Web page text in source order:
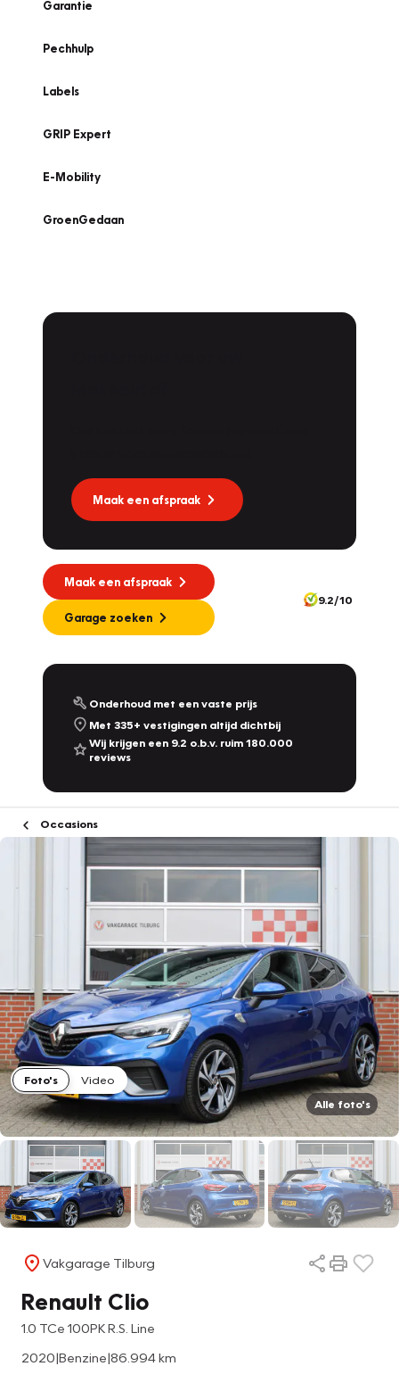
Garantie
Pechhulp
Labels
GRIP Expert
E-Mobility
GroenGedaan
Maak een afspraak
Maak een afspraak
Garage zoeken
9.2/10
Onderhoud met een vaste prijs
Met 335+ vestigingen altijd dichtbij
Wij krijgen een 9.2 o.b.v. ruim 180.000
reviews
Occasions
Foto's
Video
Alle foto's
Vakgarage Tilburg
Renault Clio
1.0 TCe 100PK R.S. Line
2020|Benzine|86.994 km